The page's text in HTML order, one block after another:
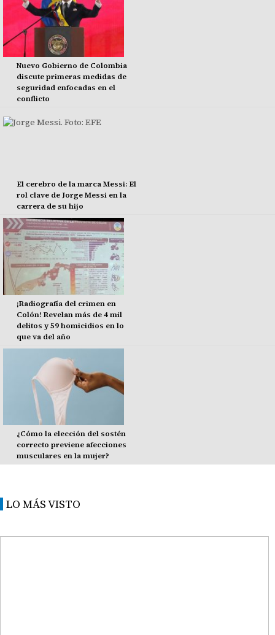
Nuevo Gobierno de Colombia
discute primeras medidas de
seguridad enfocadas en el
conflicto
El cerebro de la marca Messi: El
rol clave de Jorge Messi en la
carrera de su hijo
¡Radiografía del crimen en
Colón! Revelan más de 4 mil
delitos y 59 homicidios en lo
que va del año
¿Cómo la elección del sostén
correcto previene afecciones
musculares en la mujer?
LO MÁS VISTO